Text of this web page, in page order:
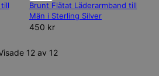
Brunt Flätat Läderarmband till
Män i Sterling Silver
450 kr
12 av 12